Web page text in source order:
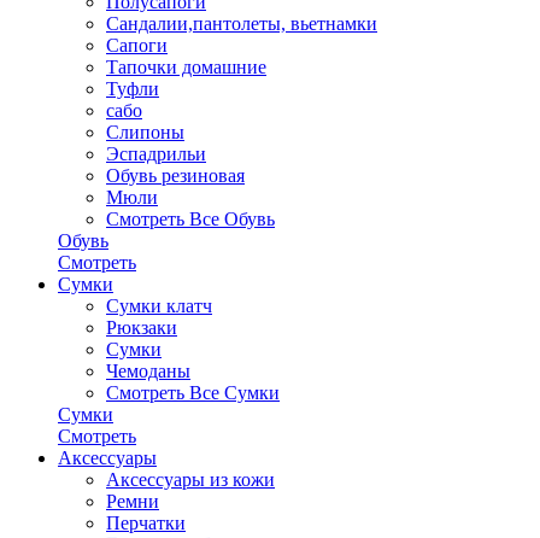
Сандалии,пантолеты, вьетнамки
Сапоги
Тапочки домашние
Туфли
сабо
Слипоны
Эспадрильи
Обувь резиновая
Мюли
Смотреть Все Обувь
Обувь
Смотреть
Сумки
Сумки клатч
Рюкзаки
Сумки
Чемоданы
Смотреть Все Сумки
Сумки
Смотреть
Аксессуары
Аксессуары из кожи
Ремни
Перчатки